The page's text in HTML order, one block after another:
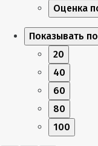
Оценка
Показывать
20
40
60
80
100